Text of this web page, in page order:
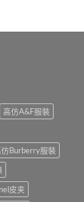
高仿A&F服裝
仿Burberry服裝
皮夹